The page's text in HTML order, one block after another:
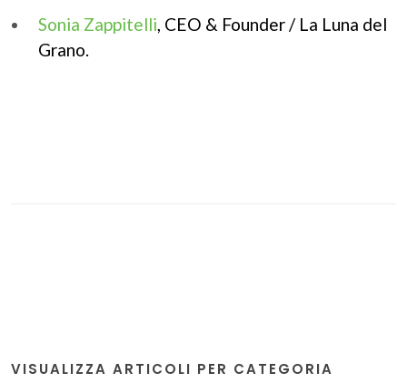
Sonia Zappitelli, CEO & Founder / La Luna del
Grano.
VISUALIZZA ARTICOLI PER CATEGORIA